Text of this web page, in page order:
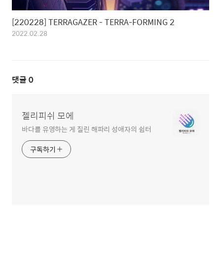
[220228] TERRAGAZER - TERRA-FORMING 2
2022.02.28
댓글 0
젤리피쉬 모에
바다를 유영하는 게 질린 해파리 성애자의 쉼터
구독하기